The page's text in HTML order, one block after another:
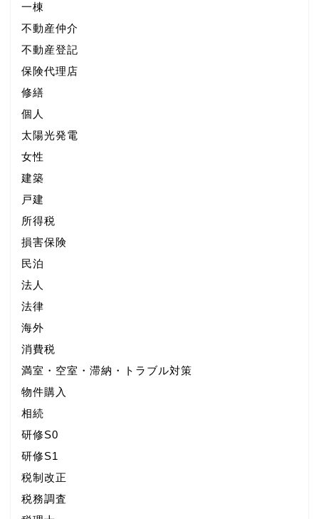
一棟
不動産仲介
不動産登記
保険代理店
修繕
個人
太陽光発電
女性
建築
戸建
所得税
損害保険
民泊
法人
法律
海外
消費税
満室・空室・滞納・トラブル対策
物件購入
相続
研修S0
研修S1
税制改正
税務調査